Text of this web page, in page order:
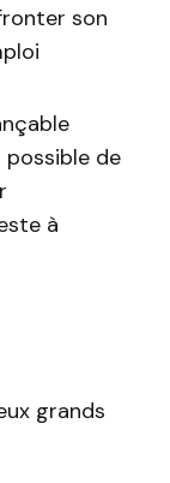
son
possible de
à
grands